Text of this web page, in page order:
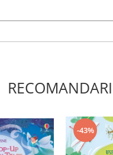
RECOMANDARI
-43%